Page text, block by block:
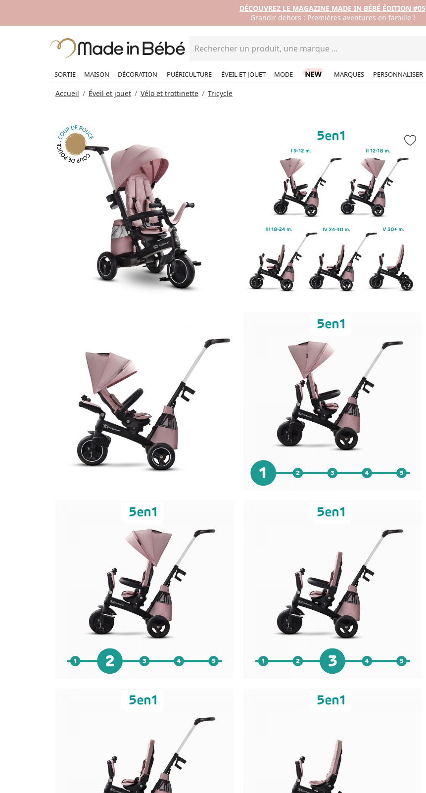
DÉCOUVREZ LE MAGAZINE MADE IN BÉBÉ ÉDITION #05
Grandir dehors : Premières aventures en famille !
SORTIE MAISON DÉCORATION PUÉRICULTURE ÉVEIL ET JOUET MODE MARQUES PERSONNALISER
Accueil Éveil et jouet Vélo et trottinette Tricycle